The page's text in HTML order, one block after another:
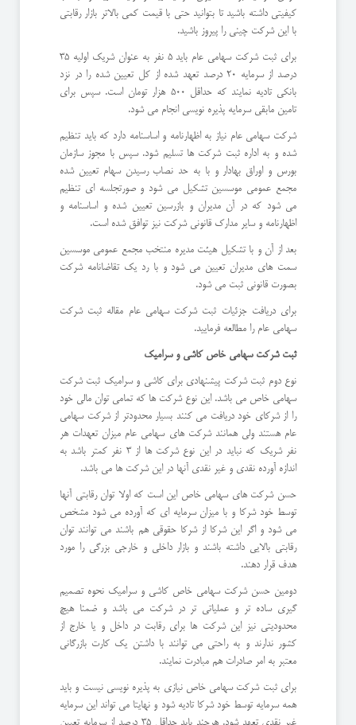
کیفیتی داشته باشید تا بتوانید حتی با قیمت کمی بالاتر بازار رقابتی
با این شرکت چینی را پیروز باشید.
برای ثبت شرکت سهامی عام باید 5 نفر به عنوان شریک اولیه 35
درصد از سرمایه 20 درصد تعهد شده از کل تعیین شده را در نزد
بانکی تادیه نمایند که حداقل 500 هزار تومان است. سپس برای
تامین مابقی سرمایه پذیره نویسی انجام می شود.
شرکت سهامی عام نیاز به اظهارنامه و اساسنامه دارد که باید تنظیم
شده و به اداره ثبت شرکت ها تسلیم شود. سپس با مجوز سازمان
بورس و اوراق بهادار و با به حد نصاب رسیدن سهام تعیین شده
مجمع عمومی موسسین تشکیل می شود و صورتجلسه ای تنظیم
می شود که در آن مدیران و بازرسین تعیین شده و اساسنامه و
اظهارنامه و سایر مدارک قانونی شرکت نیز توافق شده است.
بعد از آن و با تشکیل هیئت مدیره منتخب مجمع عمومی موسسین
سمت های مدیران تعیین می شود و با رد یک تقاضانامه شرکت
بصورت قانونی ثبت می شود.
برای دریافت جزئیات ثبت شرکت سهامی عام مقاله ثبت شرکت
سهامی عام را مطالعه فرمایید.
ثبت شرکت سهامی خاص کاشی و سرامیک
نوع دوم ثبت شرکت پیشنهادی برای کاشی و سرامیک ثبت شرکت
سهامی خاص می باشد. این نوع شرکت ها که تمامی توان مالی خود
را از شرکای خود دریافت می کنند بسیار محدودتر از شرکت سهامی
عام هستند ولی همانند شرکت های سهامی عام میزان تعهدات هر
نفر شریک که نباید در این نوع شرکت ها از 3 نفر کمتر باشد به
اندازه آورده نقدی و غیر نقدی آنها در این شرکت ها می باشد.
حسن شرکت های سهامی خاص این است که اولا توان رقابتی آنها
توسط خود شرکا و با میزان سرمایه ای که آورده می شود مشخص
می شود و اگر این شرکا از شرکا حقوقی هم باشند می توانند توان
رقابتی بالایی داشته باشند و بازار داخلی و خارجی بزرگی را مورد
هدف قرار دهند.
دومین حسن شرکت سهامی خاص کاشی و سرامیک نحوه تصمیم
گیری ساده تر و عملیاتی تر در شرکت می باشد و ضمنا هیچ
محدودیتی نیز این شرکت ها برای رقابت در داخل و یا خارج از
کشور ندارند و به راحتی می توانند با داشتن یک کارت بازرگانی
معتبر به امر صادرات هم مبادرت نمایند.
برای ثبت شرکت سهامی خاص نیازی به پذیره نویسی نیست و باید
همه سرمایه توسط خود شرکا تادیه شود و نهایتا می تواند این سرمایه